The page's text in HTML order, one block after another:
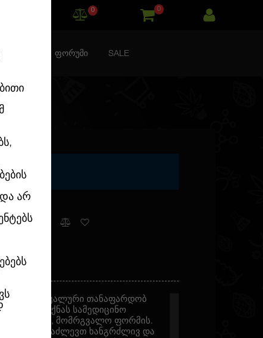
0 0
ᲤᲝᲠᲣᲛᲘ SALE
და არ
აქვს უნიკალური თანაფარდობ
იქნას სამედიცინო
ფერის, მომრგვალო ფორმის.
არომატი. გაძლევთ ხანგრძლივ და